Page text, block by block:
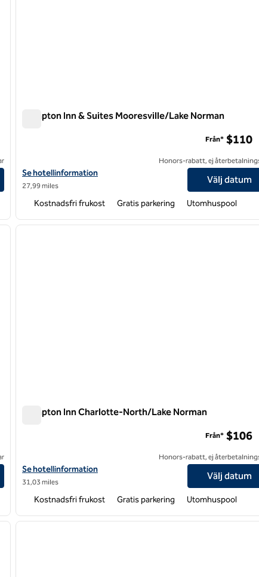
Hampton Inn & Suites Mooresville/Lake Norman
Visa hotelldetaljer för Hampton Inn & Suites Mooresville/Lake
Se hotellinformation
27,99 miles
Från* $110
Honors-rabatt, ej
Välj datum
Kostnadsfri frukost Gratis parkering Utomhuspool
bild
1 av 12
Hampton Inn Charlotte-North/Lake Norman
Visa hotelldetaljer för Hampton Inn Charlotte-North/Lake
Se hotellinformation
31,03 miles
Från* $106
Honors-rabatt, ej
Välj datum
Kostnadsfri frukost Gratis parkering Utomhuspool
bild
1 av 12